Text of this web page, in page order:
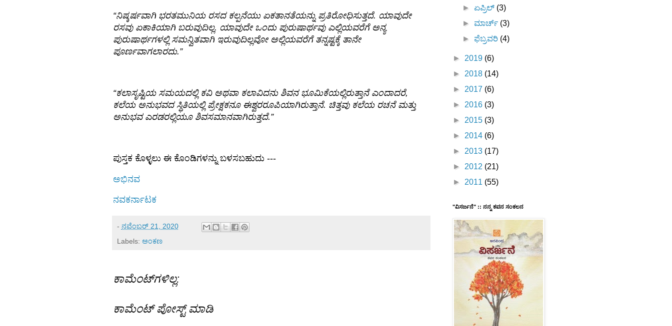
“ನಿಷ್ಕರ್ಷವಾಗಿ ಭರತಮುನಿಯ ರಸದ ಕಲ್ಪನೆಯು ಏಕತಾನತೆಯನ್ನು ಪ್ರತಿರೋಧಿಸುತ್ತದೆ. ಯಾವುದೇ
ರಸವು ಏಕಾಕಿಯಾಗಿ ಬರುವುದಿಲ್ಲ. ಯಾವುದೇ ಒಂದು ಪುರುಷಾರ್ಥವು ಎಲ್ಲಿಯವರೆಗೆ ಅನ್ಯ
ಪುರುಷಾರ್ಥಗಳಲ್ಲಿ ಸಮನ್ವಿತವಾಗಿ ಇರುವುದಿಲ್ಲವೋ ಅಲ್ಲಿಯವರೆಗೆ ತನ್ನಷ್ಟಕ್ಕೆ ತಾನೇ
ಪೂರ್ಣವಾಗಲಾರದು.”
“ಕಲಾಸೃಷ್ಟಿಯ ಸಮಯದಲ್ಲಿ ಕವಿ ಅಥವಾ ಕಲಾವಿದನು ಶಿವನ ಭೂಮಿಕೆಯಲ್ಲಿರುತ್ತಾನೆ ಎಂದಾದರೆ,
ಕಲೆಯ ಅನುಭವದ ಸ್ಥಿತಿಯಲ್ಲಿ ಪ್ರೇಕ್ಷಕನೂ ಈಶ್ವರರೂಪಿಯಾಗಿರುತ್ತಾನೆ. ಚಿತ್ತವು ಕಲೆಯ ರಚನೆ ಮತ್ತು
ಅನುಭವ ಎರಡರಲ್ಲಿಯೂ ಶಿವಸಮಾನವಾಗಿರುತ್ತದೆ.”
ಪುಸ್ತಕ ಕೊಳ್ಳಲು ಈ ಕೊಂಡಿಗಳನ್ನು ಬಳಸಬಹುದು ---
ಅಭಿನವ
ನವಕರ್ನಾಟಕ
- ನವೆಂಬರ್ 21, 2020
Labels: ಅಂಕಣ
ಕಾಮೆಂಟ್‌ಗಳಿಲ್ಲ:
ಕಾಮೆಂಟ್‌‌ ಪೋಸ್ಟ್‌ ಮಾಡಿ
► ಏಪ್ರಿಲ್ (3)
► ಮಾರ್ಚ್ (3)
► ಫೆಬ್ರವರಿ (4)
► 2019 (6)
► 2018 (14)
► 2017 (6)
► 2016 (3)
► 2015 (3)
► 2014 (6)
► 2013 (17)
► 2012 (21)
► 2011 (55)
"ವಿಸರ್ಜನೆ" :: ನನ್ನ ಕವನ ಸಂಕಲನ